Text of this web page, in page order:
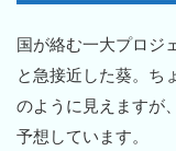
国が絡む一大プロジ
と急接近した葵。ち
のように見えますが、
予想しています。